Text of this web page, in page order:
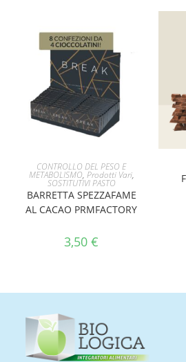
AGGIUNGI AL CARRELLO
CONTROLLO DEL PESO E
METABOLISMO, Prodotti Vari,
SOSTITUTIVI PASTO
BARRETTA SPEZZAFAME
AL CACAO PRMFACTORY
3,50€